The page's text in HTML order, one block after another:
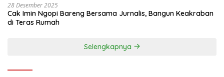
28 Desember 2025
Cak Imin Ngopi Bareng Bersama Jurnalis, Bangun Keakraban
di Teras Rumah
Selengkapnya